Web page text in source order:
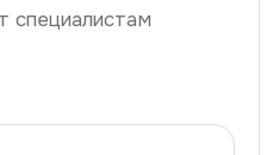
специалистам